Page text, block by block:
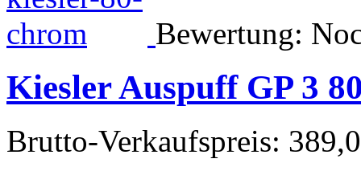
Bewertung:
Kiesler Auspuff GP 3
Brutto-Verkaufspreis: